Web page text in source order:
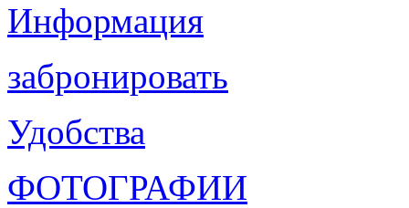
Информация
забронировать
Удобства
ФОТОГРАФИИ